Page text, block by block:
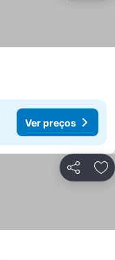
Ver preços
Partilhar